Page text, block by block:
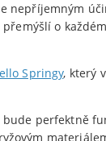
nepříjemným
o
Springy, který
perfektně